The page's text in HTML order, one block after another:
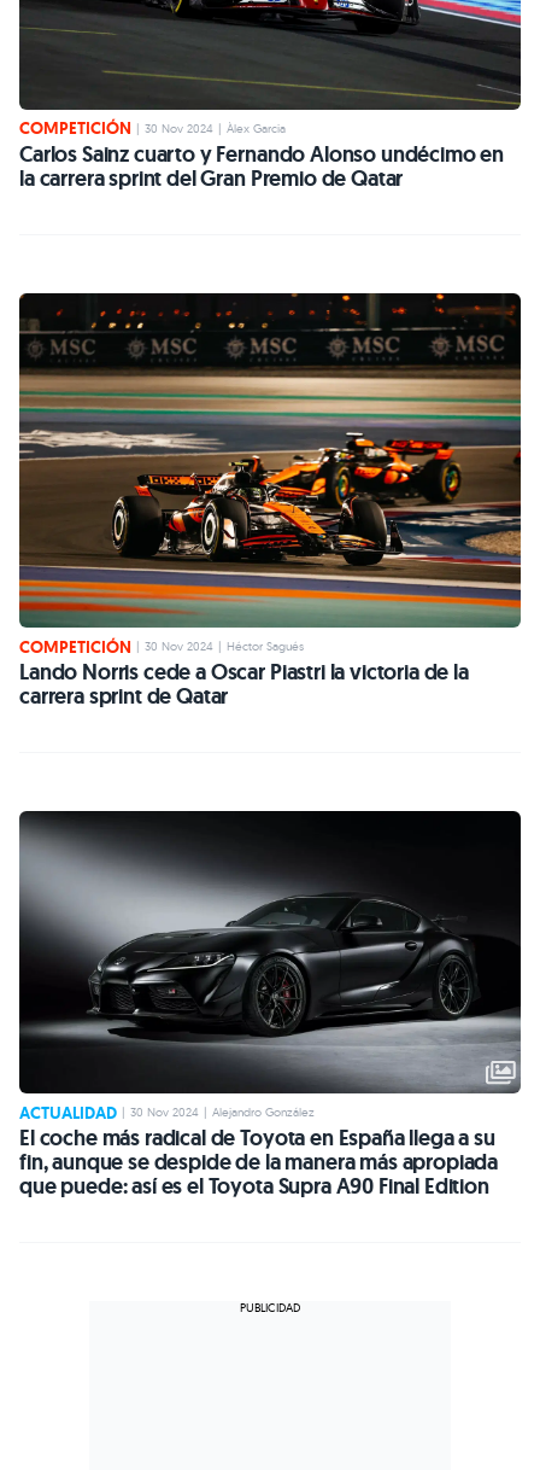
COMPETICIÓN | 30 Nov 2024 | Àlex Garcia
Carlos Sainz cuarto y Fernando Alonso undécimo en
la carrera sprint del Gran Premio de Qatar
COMPETICIÓN 30 Nov 2024 Héctor Sagués
Lando Norris cede a Oscar Piastri la victoria de la
carrera sprint de Qatar
ACTUALIDAD 30 Nov 2024 Alejandro González
El coche más radical de Toyota en España llega a su
fin, aunque se despide de la manera más apropiada
que puede: así es el Toyota Supra A90 Final Edition